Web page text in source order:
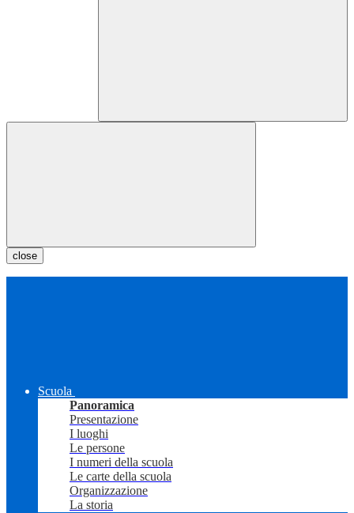
close
Scuola
Panoramica
Presentazione
I luoghi
Le persone
I numeri della scuola
Le carte della scuola
Organizzazione
La storia